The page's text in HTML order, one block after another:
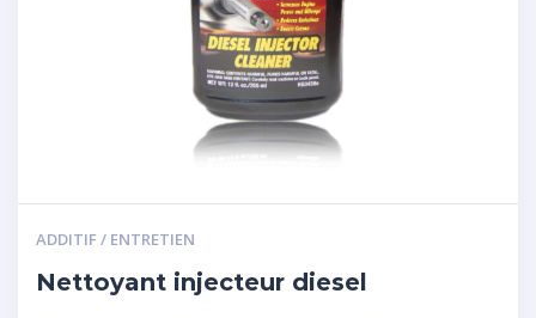
ADDITIF / ENTRETIEN
Nettoyant injecteur diesel